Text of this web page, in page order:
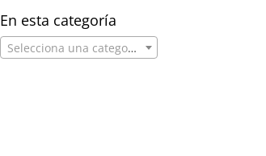
En esta categoría
Selecciona una categoría